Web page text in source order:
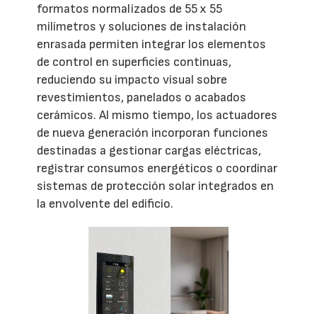
formatos normalizados de 55 x 55
milímetros y soluciones de instalación
enrasada permiten integrar los elementos
de control en superficies continuas,
reduciendo su impacto visual sobre
revestimientos, panelados o acabados
cerámicos. Al mismo tiempo, los actuadores
de nueva generación incorporan funciones
destinadas a gestionar cargas eléctricas,
registrar consumos energéticos o coordinar
sistemas de protección solar integrados en
la envolvente del edificio.